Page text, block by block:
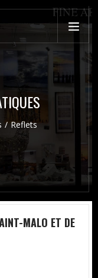
Reflets
MALO ET DE